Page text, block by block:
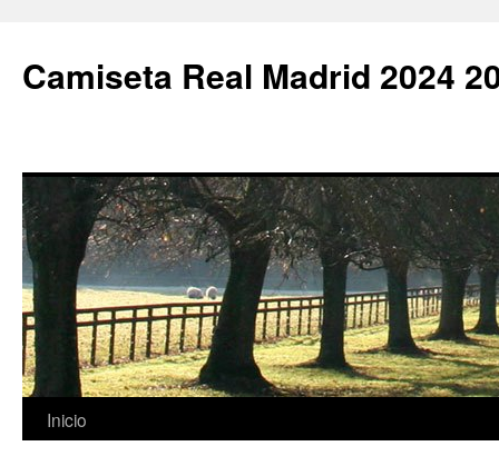
Camiseta Real Madrid 2024
Saltar
Inicio